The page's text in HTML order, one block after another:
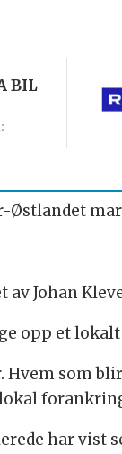
BIL
Østlandet
Johan
opp et
Hvem som
har vist